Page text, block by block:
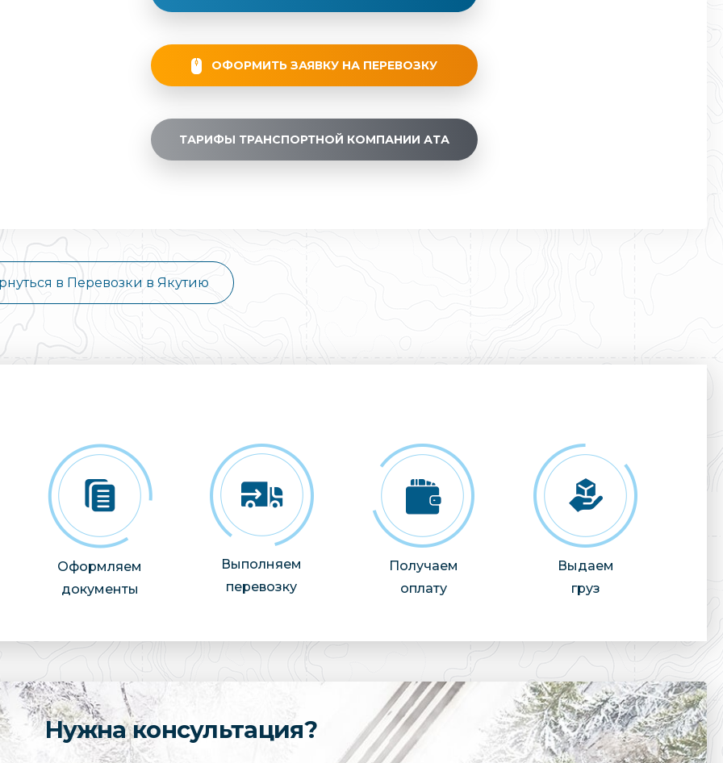
ОФОРМИТЬ ЗАЯВКУ НА ПЕРЕВОЗКУ
ТАРИФЫ ТРАНСПОРТНОЙ КОМПАНИИ АТА
в Перевозки в Якутию
Оформляем
документы
Выполняем
перевозку
Получаем
оплату
Выдаем
груз
Нужна консультация?